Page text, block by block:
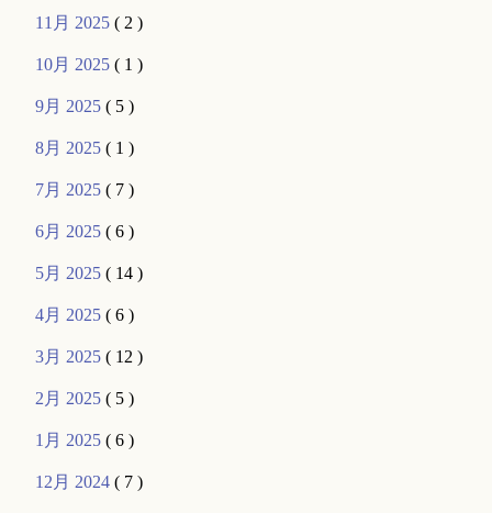
11月 2025( 2 )
10月 2025( 1 )
9月 2025( 5 )
8月 2025( 1 )
7月 2025( 7 )
6月 2025( 6 )
5月 2025( 14 )
4月 2025( 6 )
3月 2025( 12 )
2月 2025( 5 )
1月 2025( 6 )
12月 2024( 7 )